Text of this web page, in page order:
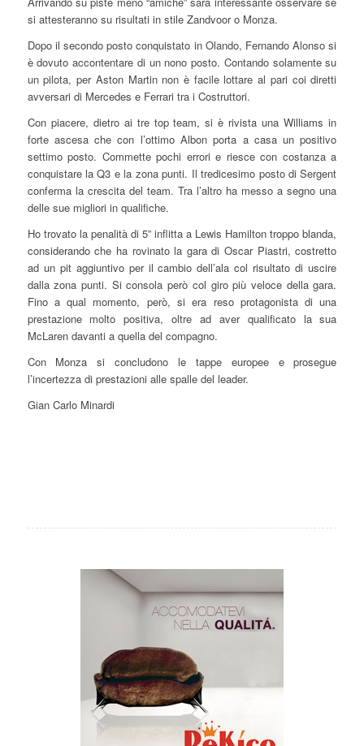
si attesteranno su risultati in stile Zandvoor o Monza.
Dopo il secondo posto conquistato in Olando, Fernando Alonso si
è dovuto accontentare di un nono posto. Contando solamente su
un pilota, per Aston Martin non è facile lottare al pari coi diretti
avversari di Mercedes e Ferrari tra i Costruttori.
Con piacere, dietro ai tre top team, si è rivista una Williams in
forte ascesa che con l’ottimo Albon porta a casa un positivo
settimo posto. Commette pochi errori e riesce con costanza a
conquistare la Q3 e la zona punti. Il tredicesimo posto di Sergent
conferma la crescita del team. Tra l’altro ha messo a segno una
delle sue migliori in qualifiche.
Ho trovato la penalità di 5” inflitta a Lewis Hamilton troppo blanda,
considerando che ha rovinato la gara di Oscar Piastri, costretto
ad un pit aggiuntivo per il cambio dell’ala col risultato di uscire
dalla zona punti. Si consola però col giro più veloce della gara.
Fino a qual momento, però, si era reso protagonista di una
prestazione molto positiva, oltre ad aver qualificato la sua
McLaren davanti a quella del compagno.
Con Monza si concludono le tappe europee e prosegue
l’incertezza di prestazioni alle spalle del leader.
Gian Carlo Minardi